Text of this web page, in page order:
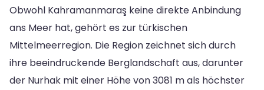
Obwohl Kahramanmaraş keine direkte Anbindung
ans Meer hat, gehört es zur türkischen
Mittelmeerregion. Die Region zeichnet sich durch
ihre beeindruckende Berglandschaft aus, darunter
der Nurhak mit einer Höhe von 3081 m als höchster